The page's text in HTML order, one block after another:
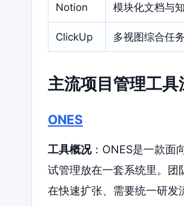
Notion 模块化文档与
ClickUp 多视图综合任
主流项目管理工
ONES
工具概况：ONES是一款面
试管理放在一套系统里。团
在快速扩张、需要统一研发